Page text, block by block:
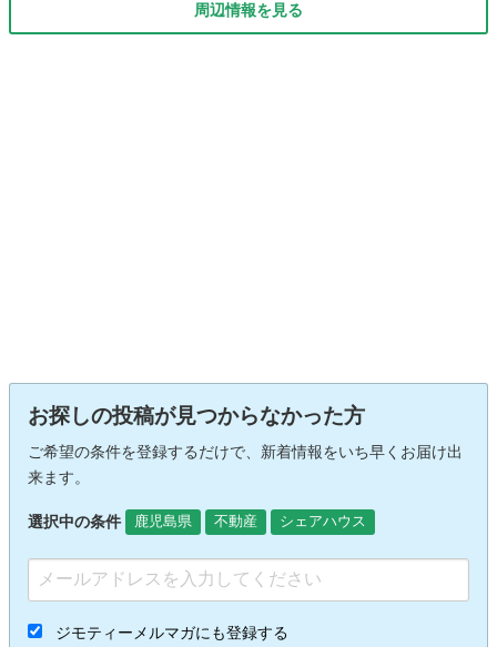
周辺情報を見る
お探しの投稿が見つからなかった方
ご希望の条件を登録するだけで、新着情報をいち早くお届け出
来ます。
選択中の条件 鹿児島県 不動産 シェアハウス
ジモティーメルマガにも登録する